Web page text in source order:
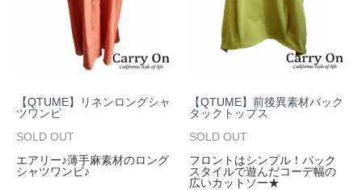
【QTUME】リネンロングシャ
ツワンピ
SOLD OUT
エアリー♪薄手麻素材のロング
シャツワンピ♪
【QTUME】前後異素材バック
タックトップス
SOLD OUT
フロントはシンプル！バック
スタイルで遊んだコーデ幅の
広いカットソー★